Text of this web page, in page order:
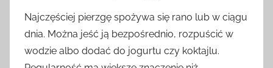
Najczęściej pierzgę spożywa się rano lub w ciągu
dnia. Można jeść ją bezpośrednio, rozpuścić w
wodzie albo dodać do jogurtu czy koktajlu.